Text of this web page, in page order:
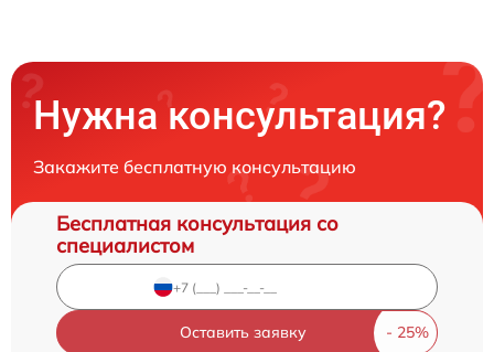
Нужна консультация?
Закажите бесплатную консультацию
Бесплатная консультация со
специалистом
Оставить заявку